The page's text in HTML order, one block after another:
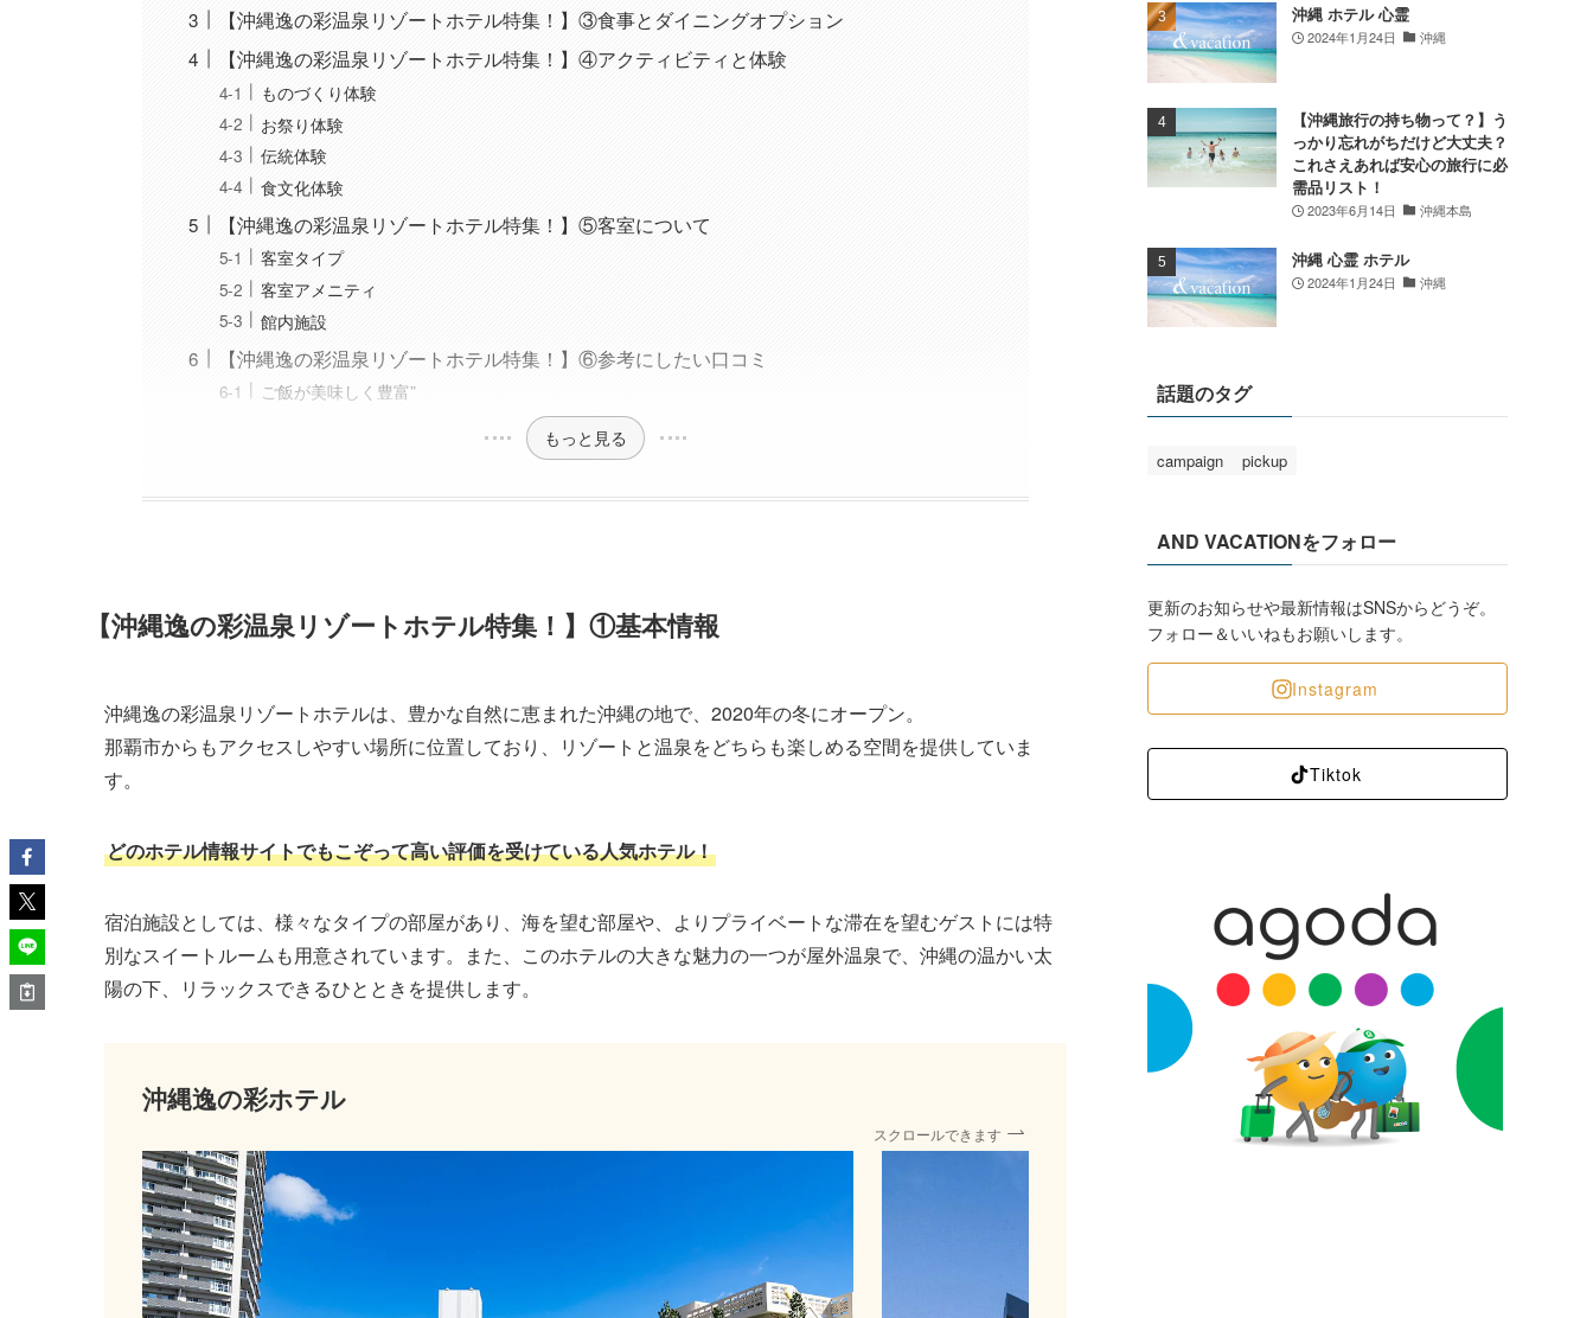
【沖縄逸の彩温泉リゾートホテル特集！】③食事とダイニングオプション
【沖縄逸の彩温泉リゾートホテル特集！】④アクティビティと体験
ものづくり体験
お祭り体験
伝統体験
食文化体験
【沖縄逸の彩温泉リゾートホテル特集！】⑤客室について
客室タイプ
客室アメニティ
館内施設
【沖縄逸の彩温泉リゾートホテル特集！】⑥参考にしたい口コミ
ご飯が美味しく豊富”
もっと見る
【沖縄逸の彩温泉リゾートホテル特集！】①基本情報
沖縄逸の彩温泉リゾートホテルは、豊かな自然に恵まれた沖縄の地で、2020年の冬にオープン。
那覇市からもアクセスしやすい場所に位置しており、リゾートと温泉をどちらも楽しめる空間を提供していま
す。
どのホテル情報サイトでもこぞって高い評価を受けている人気ホテル！
宿泊施設としては、様々なタイプの部屋があり、海を望む部屋や、よりプライベートな滞在を望むゲストには特
別なスイートルームも用意されています。また、このホテルの大きな魅力の一つが屋外温泉で、沖縄の温かい太
陽の下、リラックスできるひとときを提供します。
沖縄逸の彩ホテル
スクロールできます
沖縄 ホテル 心霊
2024年1月24日 沖縄
【沖縄旅行の持ち物って？】う
っかり忘れがちだけど大丈夫？
これさえあれば安心の旅行に必
需品リスト！
2023年6月14日 沖縄本島
沖縄 心霊 ホテル
2024年1月24日 沖縄
話題のタグ
campaign pickup
AND VACATIONをフォロー
更新のお知らせや最新情報はSNSからどうぞ。
フォロー＆いいねもお願いします。
Instagram
Tiktok